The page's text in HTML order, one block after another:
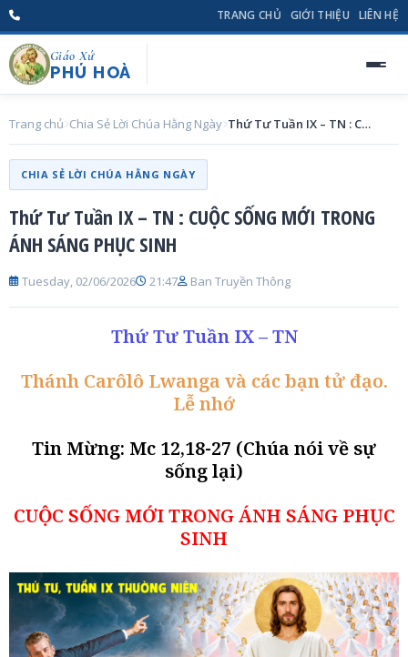
TRANG CHỦ GIỚI THIỆU LIÊN HỆ
Giáo Xứ
PHÚ HOÀ
Trang chủ Chia Sẻ Lời Chúa Hằng Ngày Thứ Tư Tuần IX – TN : CUỘC SỐNG MỚI TRONG ÁNH SÁNG PHỤC SINH
CHIA SẺ LỜI CHÚA HẰNG NGÀY
Thứ Tư Tuần IX – TN : CUỘC SỐNG MỚI TRONG
ÁNH SÁNG PHỤC SINH
Tuesday, 02/06/2026 21:47 Ban Truyền Thông
Thứ Tư Tuần IX – TN
Thánh Carôlô Lwanga và các bạn tử đạo.
Lễ nhớ
Tin Mừng: Mc 12,18-27 (Chúa nói về sự
sống lại)
CUỘC SỐNG MỚI TRONG ÁNH SÁNG PHỤC
SINH